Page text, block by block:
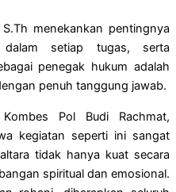
menekankan pentingnya
setiap tugas, serta
penegak hukum adalah
penuh tanggung jawab.
Pol Budi Rachmat,
kegiatan seperti ini sangat
tidak hanya kuat secara
spiritual dan emosional.